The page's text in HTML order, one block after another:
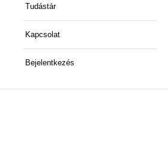
Tudástár
Kapcsolat
Bejelentkezés